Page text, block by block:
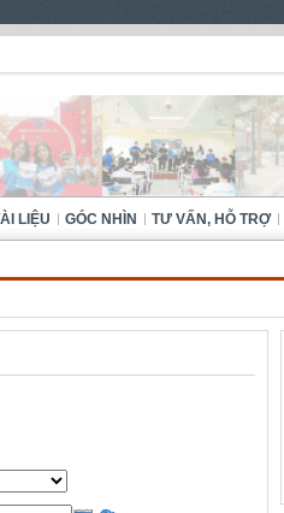
LIỆU GÓC NHÌN TƯ VẤN, HỖ TRỢ